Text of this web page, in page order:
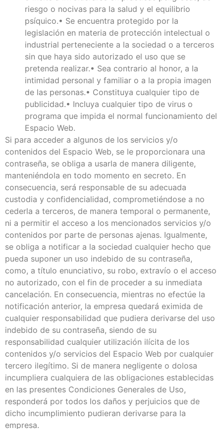
riesgo o nocivas para la salud y el equilibrio
psíquico.• Se encuentra protegido por la
legislación en materia de protección intelectual o
industrial perteneciente a la sociedad o a terceros
sin que haya sido autorizado el uso que se
pretenda realizar.• Sea contrario al honor, a la
intimidad personal y familiar o a la propia imagen
de las personas.• Constituya cualquier tipo de
publicidad.• Incluya cualquier tipo de virus o
programa que impida el normal funcionamiento del
Espacio Web.
Si para acceder a algunos de los servicios y/o
contenidos del Espacio Web, se le proporcionara una
contraseña, se obliga a usarla de manera diligente,
manteniéndola en todo momento en secreto. En
consecuencia, será responsable de su adecuada
custodia y confidencialidad, comprometiéndose a no
cederla a terceros, de manera temporal o permanente,
ni a permitir el acceso a los mencionados servicios y/o
contenidos por parte de personas ajenas. Igualmente,
se obliga a notificar a la sociedad cualquier hecho que
pueda suponer un uso indebido de su contraseña,
como, a título enunciativo, su robo, extravío o el acceso
no autorizado, con el fin de proceder a su inmediata
cancelación. En consecuencia, mientras no efectúe la
notificación anterior, la empresa quedará eximida de
cualquier responsabilidad que pudiera derivarse del uso
indebido de su contraseña, siendo de su
responsabilidad cualquier utilización ilícita de los
contenidos y/o servicios del Espacio Web por cualquier
tercero ilegítimo. Si de manera negligente o dolosa
incumpliera cualquiera de las obligaciones establecidas
en las presentes Condiciones Generales de Uso,
responderá por todos los daños y perjuicios que de
dicho incumplimiento pudieran derivarse para la
empresa.